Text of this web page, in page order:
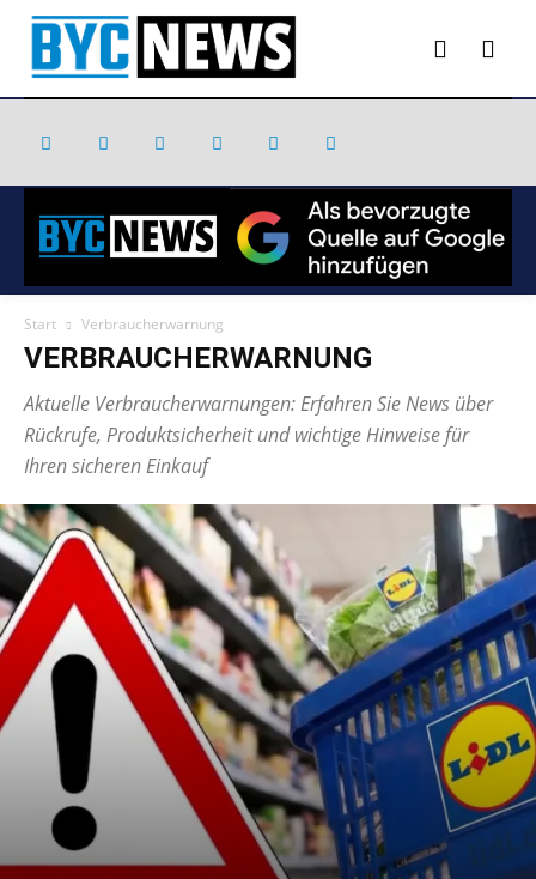
Start Verbraucherwarnung
VERBRAUCHERWARNUNG
Aktuelle Verbraucherwarnungen: Erfahren Sie News über
Rückrufe, Produktsicherheit und wichtige Hinweise für
Ihren sicheren Einkauf